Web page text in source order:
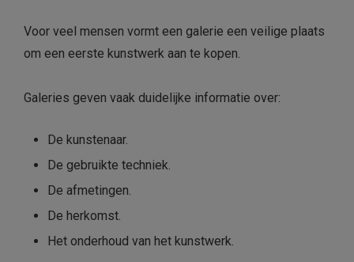
Voor veel mensen vormt een galerie een veilige plaats
om een eerste kunstwerk aan te kopen.
Galeries geven vaak duidelijke informatie over:
De kunstenaar.
De gebruikte techniek.
De afmetingen.
De herkomst.
Het onderhoud van het kunstwerk.